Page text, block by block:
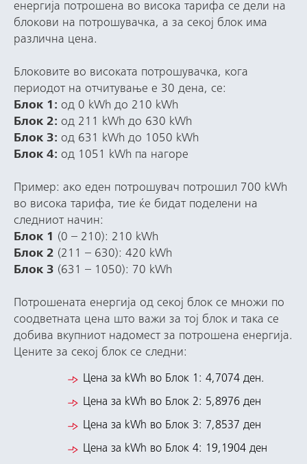
енергија потрошена во висока тарифа се дели на
блокови на потрошувачка, а за секој блок има
различна цена.
Блоковите во високата потрошувачка, кога
периодот на отчитување е 30 дена, се:
Блок 1: од 0 kWh до 210 kWh
Блок 2: oд 211 kWh до 630 kWh
Блок 3: од 631 kWh до 1050 kWh
Блок 4: од 1051 kWh па нагоре
Пример: ако еден потрошувач потрошил 700 kWh
во висока тарифа, тие ќе бидат поделени на
следниот начин:
Блок 1 (0 – 210): 210 kWh
Блок 2 (211 – 630): 420 kWh
Блок 3 (631 – 1050): 70 kWh
Потрошената енергија од секој блок се множи по
соодветната цена што важи за тој блок и така се
добива вкупниот надомест за потрошена енергија.
Цените за секој блок се следни:
Цена за kWh во Блок 1: 4,7074 ден.
Цена за kWh во Блок 2: 5,8976 ден
Цена за kWh во Блок 3: 7,8537 ден
Цена за kWh во Блок 4: 19,1904 ден